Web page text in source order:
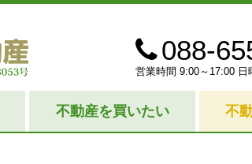
088-
営業時間 9:00～17:00 日
不動産を買いたい 不